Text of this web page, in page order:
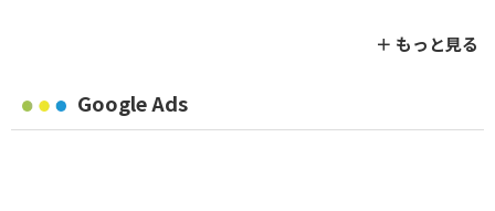
＋ もっと見る
Google Ads